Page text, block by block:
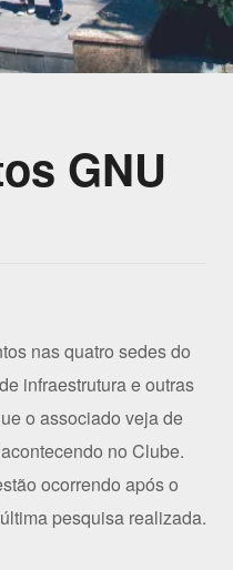
GNU
nas quatro sedes do
infraestrutura e outras
o associado veja de
no Clube.
ocorrendo após o
pesquisa realizada.